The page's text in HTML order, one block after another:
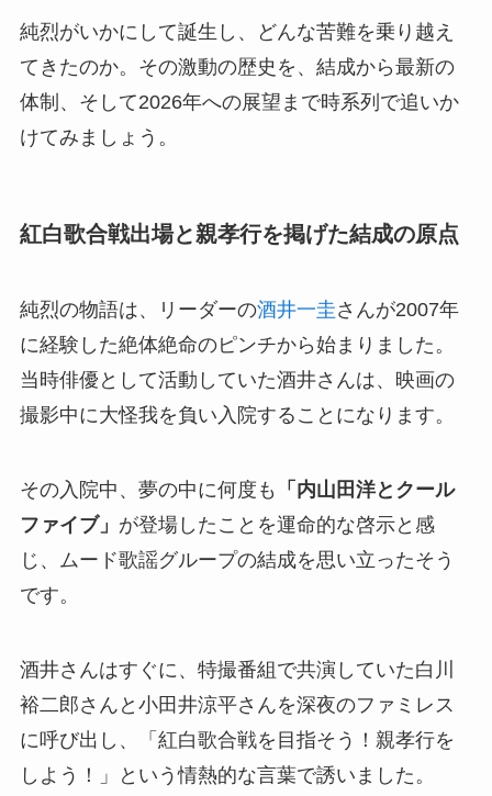
純烈がいかにして誕生し、どんな苦難を乗り越え
てきたのか。その激動の歴史を、結成から最新の
体制、そして2026年への展望まで時系列で追いか
けてみましょう。
紅白歌合戦出場と親孝行を掲げた結成の原点
純烈の物語は、リーダーの酒井一圭さんが2007年
に経験した絶体絶命のピンチから始まりました。
当時俳優として活動していた酒井さんは、映画の
撮影中に大怪我を負い入院することになります。
その入院中、夢の中に何度も
「内山田洋とクール
ファイブ」 が登場したことを運命的な啓示と感
じ、ムード歌謡グループの結成を思い立ったそう
です。
酒井さんはすぐに、特撮番組で共演していた白川
裕二郎さんと小田井涼平さんを深夜のファミレス
に呼び出し、「紅白歌合戦を目指そう！親孝行を
しよう！」という情熱的な言葉で誘いました。